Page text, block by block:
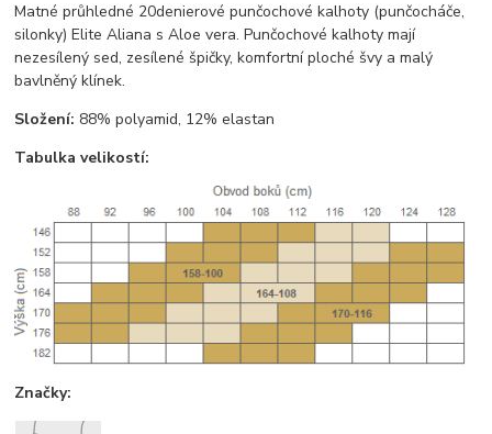
Matné průhledné 20denierové punčochové kalhoty (punčocháče,
silonky) Elite Aliana s Aloe vera. Punčochové kalhoty mají
nezesílený sed, zesílené špičky, komfortní ploché švy a malý
bavlněný klínek.
Složení: 88% polyamid, 12% elastan
Tabulka velikostí:
Značky: